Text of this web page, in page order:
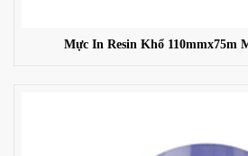
Mực In Resin Khổ 110mmx75m